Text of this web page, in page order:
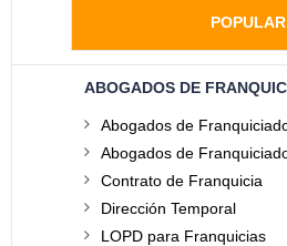
POPULAR
ABOGADOS DE
Abogados de
Abogados de
Contrato de Franquicia
Dirección Temporal
LOPD para Franquicias